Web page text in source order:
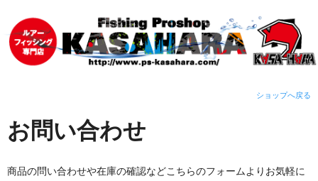
ショップへ戻る
お問い合わせ
商品の問い合わせや在庫の確認などこちらのフォームよりお気軽に